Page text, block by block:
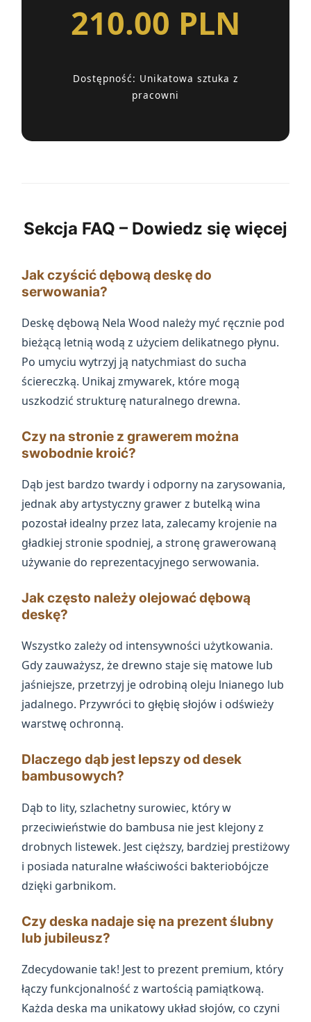
210.00 PLN
Dostępność: Unikatowa sztuka z
pracowni
Sekcja FAQ – Dowiedz się więcej
Jak czyścić dębową deskę do
serwowania?
Deskę dębową Nela Wood należy myć ręcznie pod
bieżącą letnią wodą z użyciem delikatnego płynu.
Po umyciu wytrzyj ją natychmiast do sucha
ściereczką. Unikaj zmywarek, które mogą
uszkodzić strukturę naturalnego drewna.
Czy na stronie z grawerem można
swobodnie kroić?
Dąb jest bardzo twardy i odporny na zarysowania,
jednak aby artystyczny grawer z butelką wina
pozostał idealny przez lata, zalecamy krojenie na
gładkiej stronie spodniej, a stronę grawerowaną
używanie do reprezentacyjnego serwowania.
Jak często należy olejować dębową
deskę?
Wszystko zależy od intensywności użytkowania.
Gdy zauważysz, że drewno staje się matowe lub
jaśniejsze, przetrzyj je odrobiną oleju lnianego lub
jadalnego. Przywróci to głębię słojów i odświeży
warstwę ochronną.
Dlaczego dąb jest lepszy od desek
bambusowych?
Dąb to lity, szlachetny surowiec, który w
przeciwieństwie do bambusa nie jest klejony z
drobnych listewek. Jest cięższy, bardziej prestiżowy
i posiada naturalne właściwości bakteriobójcze
dzięki garbnikom.
Czy deska nadaje się na prezent ślubny
lub jubileusz?
Zdecydowanie tak! Jest to prezent premium, który
łączy funkcjonalność z wartością pamiątkową.
Każda deska ma unikatowy układ słojów, co czyni